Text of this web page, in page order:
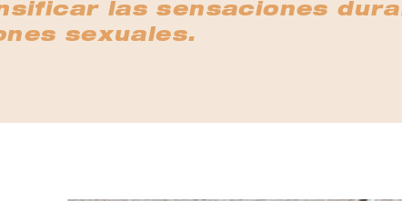
las sensaciones
sexuales.